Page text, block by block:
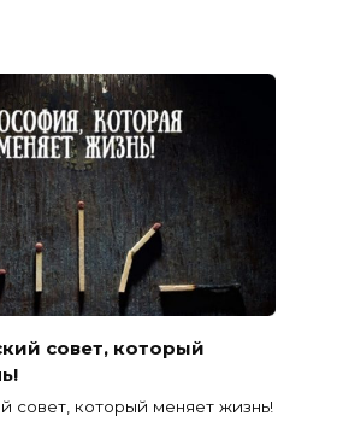
совет, который
совет, который меняет жизнь!